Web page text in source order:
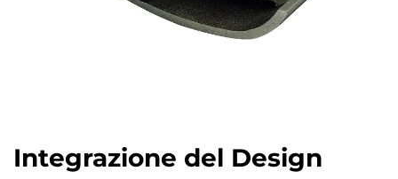
Integrazione del Design